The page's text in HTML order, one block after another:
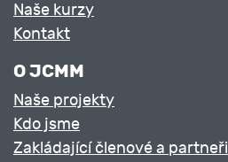
Naše kurzy
Kontakt
O JCMM
Naše projekty
Kdo jsme
Zakládající členové a partneři